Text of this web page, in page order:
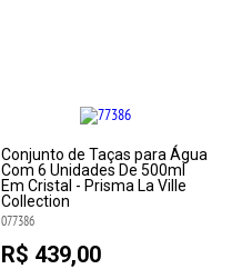
Conjunto de Taças para Água
Com 6 Unidades De 500ml
Em Cristal - Prisma La Ville
Collection
077386
R$ 439,00